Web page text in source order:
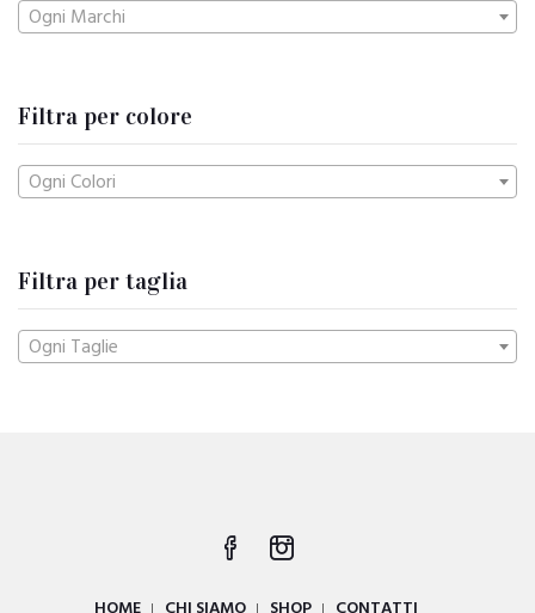
Ogni Marchi
Filtra per colore
Ogni Colori
Filtra per taglia
Ogni Taglie